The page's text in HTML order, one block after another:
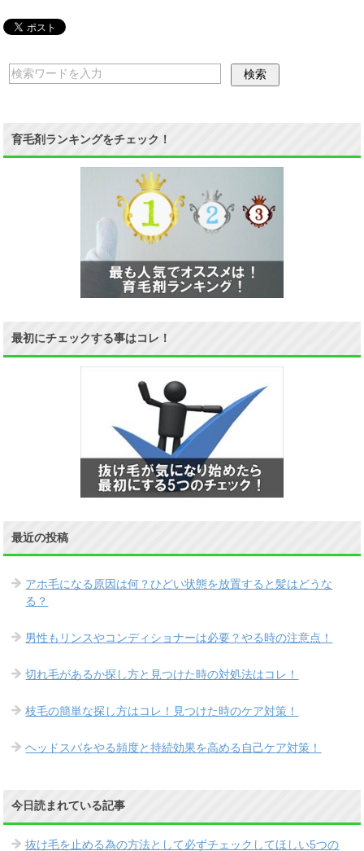
育毛剤ランキングをチェック！
最初にチェックする事はコレ！
最近の投稿
アホ毛になる原因は何？ひどい状態を放置すると髪はどうな
る？
男性もリンスやコンディショナーは必要？やる時の注意点！
切れ毛があるか探し方と見つけた時の対処法はコレ！
枝毛の簡単な探し方はコレ！見つけた時のケア対策！
ヘッドスパをやる頻度と持続効果を高める自己ケア対策！
今日読まれている記事
抜け毛を止める為の方法として必ずチェックしてほしい5つの